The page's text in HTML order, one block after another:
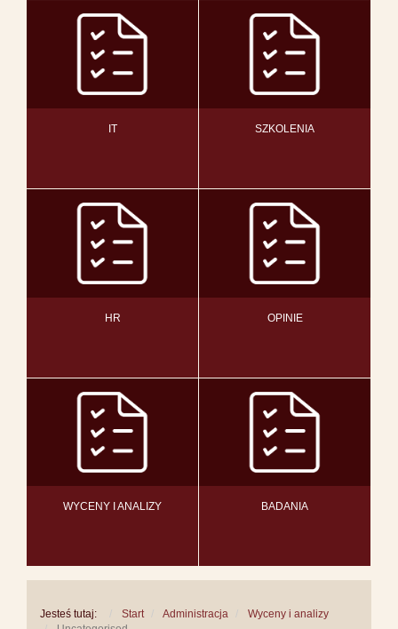
IT SZKOLENIA
HR OPINIE
WYCENY I ANALIZY BADANIA
Jesteś tutaj: Start Administracja
Wyceny i analizy